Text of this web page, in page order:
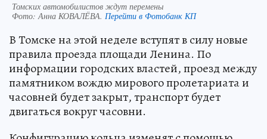
Томских автомобилистов ждут перемены
Фото:Анна КОВАЛЁВА. Перейти в Фотобанк КП
В Томске на этой неделе вступят в силу новые
правила проезда площади Ленина. По
информации городских властей, проезд между
памятником вождю мирового пролетариата и
часовней будет закрыт, транспорт будет
двигаться вокруг часовни.